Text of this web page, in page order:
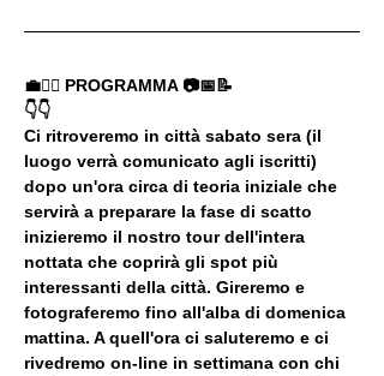
💼🚶‍♂️ PROGRAMMA 📷📅📝
👇👇
Ci ritroveremo in città sabato sera (il
luogo verrà comunicato agli iscritti)
dopo un'ora circa di teoria iniziale che
servirà a preparare la fase di scatto
inizieremo il nostro tour dell'intera
nottata che coprirà gli spot più
interessanti della città. Gireremo e
fotograferemo fino all'alba di domenica
mattina. A quell'ora ci saluteremo e ci
rivedremo on-line in settimana con chi